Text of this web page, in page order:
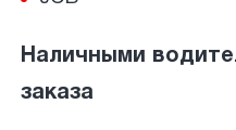
Наличными
заказа